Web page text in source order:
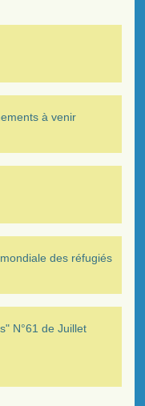
à venir
des réfugiés
N°61 de Juillet